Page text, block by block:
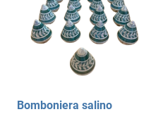
Bomboniera salino